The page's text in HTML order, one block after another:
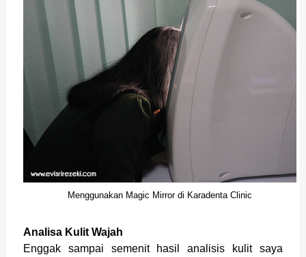
Menggunakan Magic Mirror di Karadenta Clinic
Analisa Kulit Wajah
Enggak sampai semenit hasil analisis kulit saya